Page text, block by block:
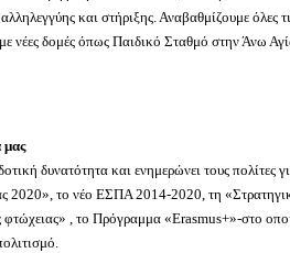
και στήριξης. Αναβαθμίζουμε όλες
νέες δομές όπως Παιδικό Σταθμό στην Άνω
δυνατότητα και ενημερώνει τους πολίτες
2020», το νέο ΕΣΠΑ 2014-2020, τη
φτώχειας» , το Πρόγραμμα «Erasmus+»-στο